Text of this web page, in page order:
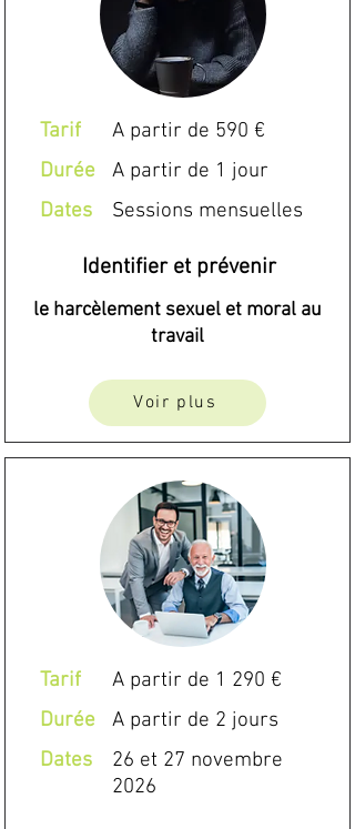
Tarif
A partir de 590 €
Durée
A partir de 1 jour
Dates
Sessions mensuelles
Identifier et prévenir
le harcèlement sexuel et moral au
travail
Voir plus
Tarif
A partir de 1 290 €
Durée
A partir de 2 jours
Dates
26 et 27 novembre
2026